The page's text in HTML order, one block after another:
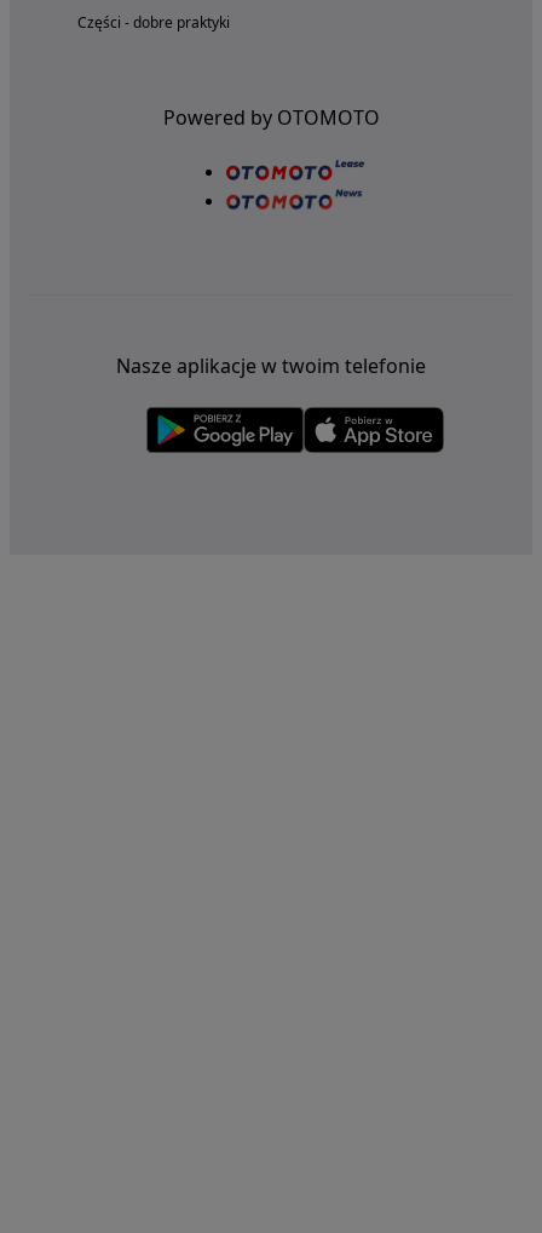
Części - dobre praktyki
Powered by OTOMOTO
Nasze aplikacje w twoim telefonie